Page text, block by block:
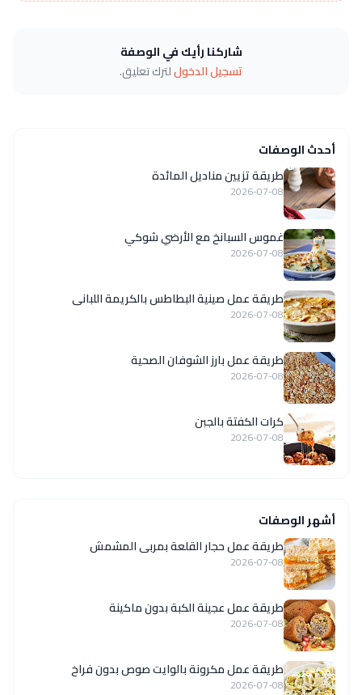
شاركنا رأيك في الوصفة
تسجيل الدخوللترك تعليق.
أحدث الوصفات
طريقة تزيين مناديل المائدة
2026-07-08
غموس السبانخ مع الأرضي شوكي
2026-07-08
طريقة عمل صينية البطاطس بالكريمة اللبانى
2026-07-08
طريقة عمل بارز الشوفان الصحية
2026-07-08
كرات الكفتة بالجبن
2026-07-08
أشهر الوصفات
طريقة عمل حجار القلعة بمربى المشمش
2026-07-08
طريقة عمل عجينة الكبة بدون ماكينة
2026-07-08
طريقة عمل مكرونة بالوايت صوص بدون فراخ
2026-07-08